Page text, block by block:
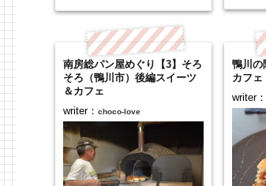
南房総パン屋めぐり【3】そろ
そろ（鴨川市）後編スイーツ
＆カフェ
writer： choco-love
鴨川の
カフェ
writer